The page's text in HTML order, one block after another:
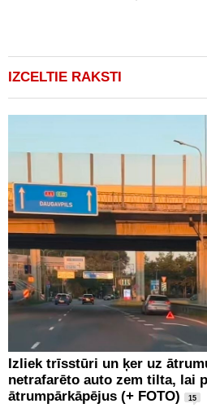
IZCELTIE RAKSTI
Izliek trīsstūri un ķer uz
netrafarēto auto zem tilta, lai
ātrumpārkāpējus (+ FOTO)
15